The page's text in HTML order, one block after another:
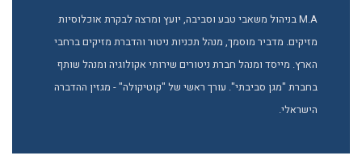
M.A בניהול משאבי טבע וסביבה, יועץ ומרצה לבקרת אוכלוסיות
מזיקים. מדביר מוסמך, מנהל תכניות ניטור והדברת מזיקים ברחבי
הארץ. מייסד ומנהל חברת ניטורים שירותי אקולוגיה ומנהל שותף
בחברת "מגן סביבתי". עורך ראשי של "קוטיקולה" - מגזין ההדברה
הישראלי.